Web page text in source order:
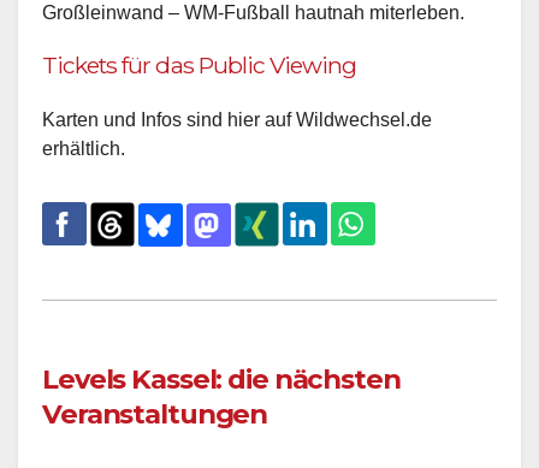
Großleinwand – WM-Fußball hautnah miterleben.
Tickets für das Public Viewing
Karten und Infos sind hier auf Wildwechsel.de
erhältlich.
Levels Kassel: die nächsten
Veranstaltungen